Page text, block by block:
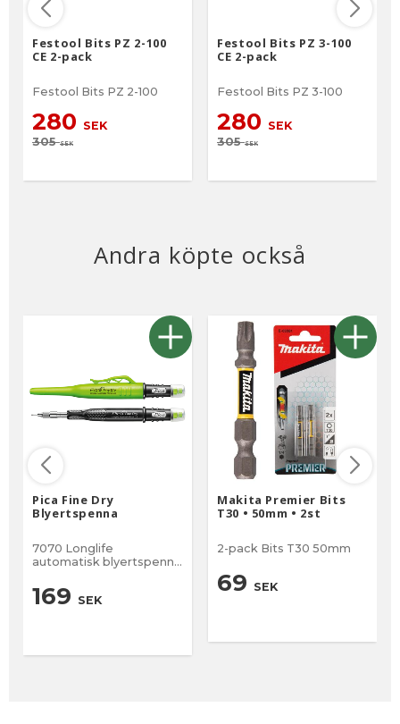
Festool Bits PZ 2-100
CE 2-pack
Festool Bits PZ 2-100
280 SEK
305SEK
Festool Bits PZ 3-100
CE 2-pack
Festool Bits PZ 3-100
280 SEK
305SEK
Andra köpte också
Pica Fine Dry
Blyertspenna
7070 Longlife
automatisk blyertspenna
169 SEK
Makita Premier Bits
T30 • 50mm • 2st
2-pack Bits T30 50mm
69 SEK